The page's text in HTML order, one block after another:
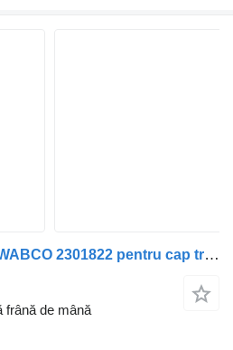
Manetă frână de mână WABCO 2301822 pentru cap tractor Scania
frână de mână